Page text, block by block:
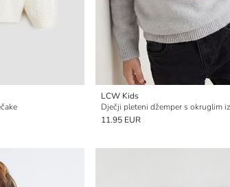
LCW Kids
11.95 EUR